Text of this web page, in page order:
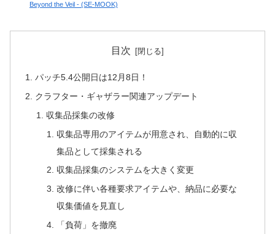
Beyond the Veil - (SE-MOOK)
目次
パッチ5.4公開日は12月8日！
クラフター・ギャザラー関連アップデート
収集品採集の改修
収集品専用のアイテムが用意され、自動的に収
集品として採集される
収集品採集のシステムを大きく変更
改修に伴い各種要求アイテムや、納品に必要な
収集価値を見直し
「負荷」を撤廃